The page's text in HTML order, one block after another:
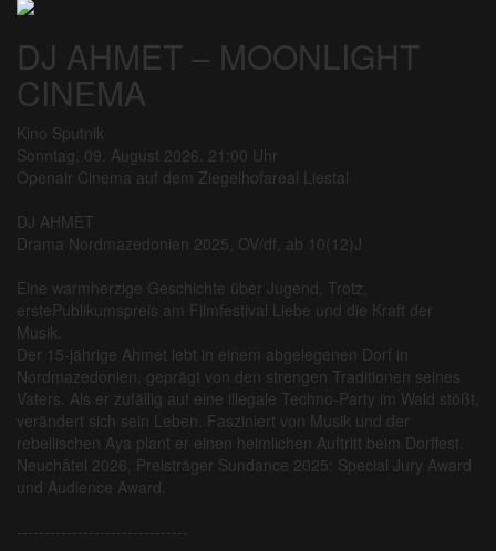
DJ AHMET – MOONLIGHT
CINEMA
Kino Sputnik
Sonntag, 09. August 2026. 21:00 Uhr
Openair Cinema auf dem Ziegelhofareal Liestal
DJ AHMET
Drama Nordmazedonien 2025, OV/df, ab 10(12)J
Eine warmherzige Geschichte über Jugend, Trotz,
erstePublikumspreis am Filmfestival Liebe und die Kraft der
Musik.
Der 15-jährige Ahmet lebt in einem abgelegenen Dorf in
Nordmazedonien, geprägt von den strengen Traditionen seines
Vaters. Als er zufällig auf eine illegale Techno-Party im Wald stößt,
verändert sich sein Leben. Fasziniert von Musik und der
rebellischen Aya plant er einen heimlichen Auftritt beim Dorffest.
Neuchâtel 2026, Preisträger Sundance 2025: Special Jury Award
und Audience Award.
-------------------------------